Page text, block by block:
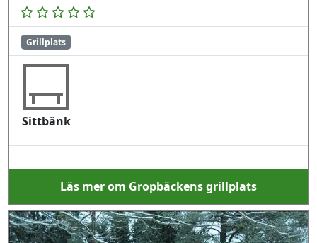
Grillplats
Sittbänk
Läs mer om Gropbäckens grillplats